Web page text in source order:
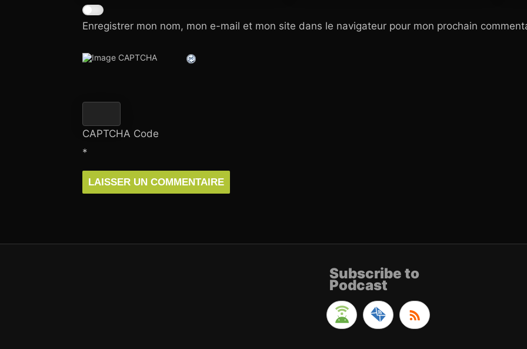
Enregistrer mon nom, mon e-mail et mon site dans le navigateur pour mon prochain
CAPTCHA Code
*
Subscribe to
Podcast